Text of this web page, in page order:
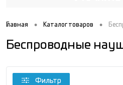
Главная • Каталог товаров •
Беcпроводные
Фильтр